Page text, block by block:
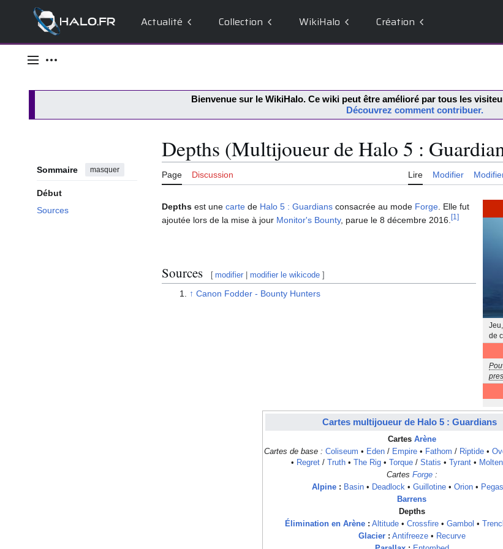
Actualité Collection WikiHalo Création
Menu principal
Outils personnels
Bienvenue sur le WikiHalo. Ce wiki peut être amélioré par tous les
Découvrez comment contribuer.
Sommaire masquer
Début
Sources
Depths (Multijoueur de Halo 5 :
Page Discussion Lire Modifier
de
Depths est une carte de Halo 5 : Guardians consacrée au mode Forge . Elle fut
ajoutée lors de la mise à jour Monitor's Bounty, parue le 8 décembre 2016. [1 ]
Sources [ modifier |modifier le wikicode ]
↑ Canon Fodder - Bounty Hunters
Cartes multijoueur de Halo 5 : Guardians
Cartes Arène
Cartes de base : Coliseum • Eden/ Empire• Fathom / Riptide•
• Regret/ Truth• The Rig• Torque/ Statis • Tyrant• Molten
Cartes Forge:
Alpine: Basin• Deadlock• Guillotine• Orion•
Barrens
Depths
Élimination en Arène: Altitude• Crossfire• Gambol •
Glacier: Antifreeze• Recurve